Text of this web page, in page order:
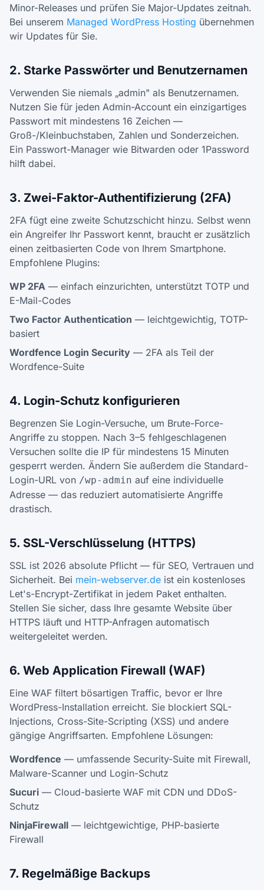
Minor-Releases und prüfen Sie Major-Updates zeitnah.
Bei unserem Managed WordPress Hosting übernehmen
wir Updates für Sie.
2. Starke Passwörter und Benutzernamen
Verwenden Sie niemals „admin" als Benutzernamen.
Nutzen Sie für jeden Admin-Account ein einzigartiges
Passwort mit mindestens 16 Zeichen —
Groß-/Kleinbuchstaben, Zahlen und Sonderzeichen.
Ein Passwort-Manager wie Bitwarden oder 1Password
hilft dabei.
3. Zwei-Faktor-Authentifizierung (2FA)
2FA fügt eine zweite Schutzschicht hinzu. Selbst wenn
ein Angreifer Ihr Passwort kennt, braucht er zusätzlich
einen zeitbasierten Code von Ihrem Smartphone.
Empfohlene Plugins:
WP 2FA — einfach einzurichten, unterstützt TOTP und
E-Mail-Codes
Two Factor Authentication — leichtgewichtig, TOTP-
basiert
Wordfence Login Security — 2FA als Teil der
Wordfence-Suite
4. Login-Schutz konfigurieren
Begrenzen Sie Login-Versuche, um Brute-Force-
Angriffe zu stoppen. Nach 3–5 fehlgeschlagenen
Versuchen sollte die IP für mindestens 15 Minuten
gesperrt werden. Ändern Sie außerdem die Standard-
Login-URL von /wp-admin auf eine individuelle
Adresse — das reduziert automatisierte Angriffe
drastisch.
5. SSL-Verschlüsselung (HTTPS)
SSL ist 2026 absolute Pflicht — für SEO, Vertrauen und
Sicherheit. Bei mein-webserver.de ist ein kostenloses
Let's-Encrypt-Zertifikat in jedem Paket enthalten.
Stellen Sie sicher, dass Ihre gesamte Website über
HTTPS läuft und HTTP-Anfragen automatisch
weitergeleitet werden.
6. Web Application Firewall (WAF)
Eine WAF filtert bösartigen Traffic, bevor er Ihre
WordPress-Installation erreicht. Sie blockiert SQL-
Injections, Cross-Site-Scripting (XSS) und andere
gängige Angriffsarten. Empfohlene Lösungen:
Wordfence — umfassende Security-Suite mit Firewall,
Malware-Scanner und Login-Schutz
Sucuri — Cloud-basierte WAF mit CDN und DDoS-
Schutz
NinjaFirewall — leichtgewichtige, PHP-basierte
Firewall
7. Regelmäßige Backups